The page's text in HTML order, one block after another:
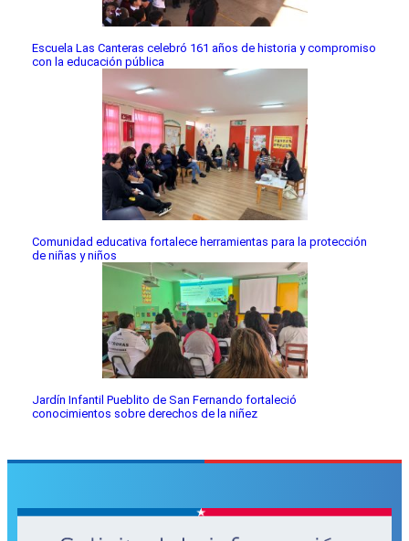
Escuela Las Canteras celebró 161 años de historia y compromiso
con la educación pública
Comunidad educativa fortalece herramientas para la protección
de niñas y niños
Jardín Infantil Pueblito de San Fernando fortaleció
conocimientos sobre derechos de la niñez